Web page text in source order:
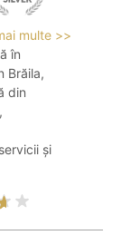
multe >>
în
Brăila,
din
și